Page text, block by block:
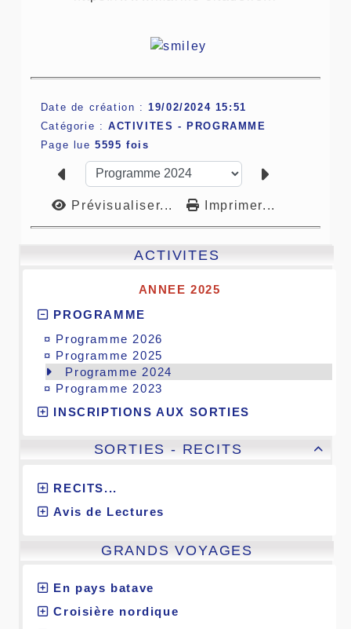
ACTIVITES
ANNEE 2025
PROGRAMME
¤ Programme 2026
¤ Programme 2025
Programme 2024
¤ Programme 2023
INSCRIPTIONS AUX SORTIES

SORTIES - RECITS
RECITS...
Avis de Lectures
GRANDS VOYAGES
En pays batave
Croisière nordique
Date de création : 19/02/2024 15:51
Catégorie : ACTIVITES -PROGRAMME
Page lue5595 fois
Prévisualiser... Imprimer...